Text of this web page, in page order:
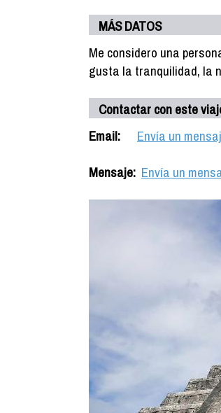
MÁS DATOS
Me considero una
gusta la tranquilidad, la
Contactar con este
Email:
Envía un
Mensaje: Envía un